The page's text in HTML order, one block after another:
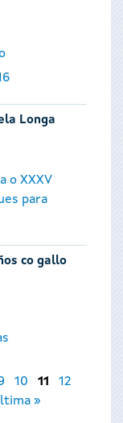
Longa
o XXXV
para
co gallo
10 11
12
»